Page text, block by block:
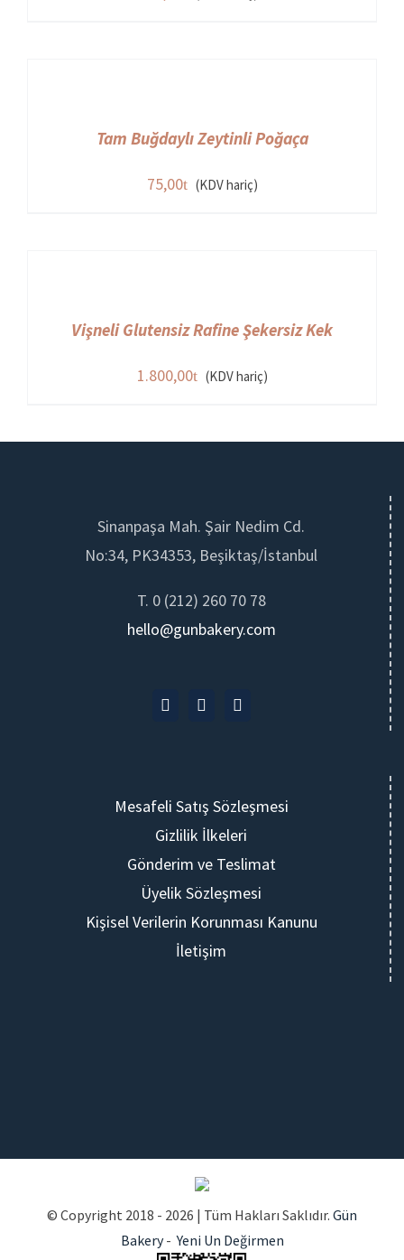
Tam Buğdaylı Zeytinli Poğaça
75,00 (KDV hariç)
Vişneli Glutensiz Rafine Şekersiz Kek
1.800,00 (KDV hariç)
Sinanpaşa Mah. Şair Nedim Cd.
No:34, PK34353, Beşiktaş/İstanbul
T. 0 (212) 260 70 78
hello@gunbakery.com
Mesafeli Satış Sözleşmesi
Gizlilik İlkeleri
Gönderim ve Teslimat
Üyelik Sözleşmesi
Kişisel Verilerin Korunması Kanunu
İletişim
© Copyright 2018 - 2026 | Tüm Hakları Saklıdır. Gün
Bakery-Yeni Un Değirmen